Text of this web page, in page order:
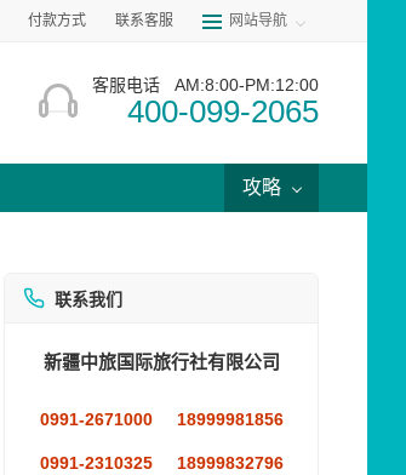
付款方式 联系客服 网站导航
客服电话 AM:8:00-PM:12:00
400-099-2065
攻略
联系我们
新疆中旅国际旅行社有限公司
0991-2671000 18999981856
0991-2310325 18999832796